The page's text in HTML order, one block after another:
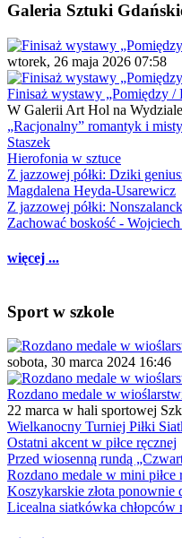
Galeria Sztuki
wtorek, 26 maja 2026 07:58
Finisaż wystawy „Pomiędzy
W Galerii Art Hol na
„Racjonalny” romantyk i
Staszek
Hierofonia w sztuce
Z jazzowej półki: Dziki
Magdalena Heyda-Usarewicz
Z jazzowej półki:
Zachować boskość - Wojciech
więcej ...
Sport w szkole
sobota, 30 marca 2024 16:46
Rozdano medale w
22 marca w hali sportowej
Wielkanocny Turniej Piłki
Ostatni akcent w piłce ręcznej
Przed wiosenną rundą
Rozdano medale w mini piłce
Koszykarskie złota ponownie
Licealna siatkówka chłopców